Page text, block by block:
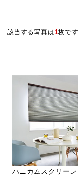
該当する写真は1枚です
ハニカムスクリーン